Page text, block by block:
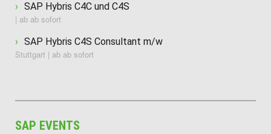
SAP Hybris C4C und C4S
| ab ab sofort
SAP Hybris C4S Consultant m/w
Stuttgart | ab ab sofort
SAP EVENTS